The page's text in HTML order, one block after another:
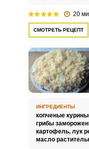
20
СМОТРЕТЬ РЕЦЕПТ
ИНГРЕДИЕНТЫ
копченые
грибы
картофель, лук
масло